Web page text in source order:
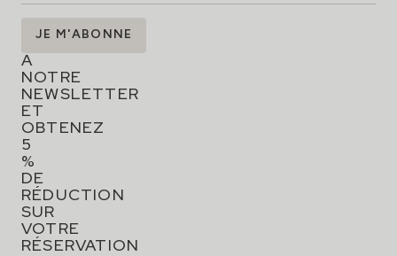
ABONNEZ-
VOUS
À
NOTRE
NEWSLETTER
ET
OBTENEZ
5
%
DE
RÉDUCTION
SUR
VOTRE
RÉSERVATION
JE M'ABONNE